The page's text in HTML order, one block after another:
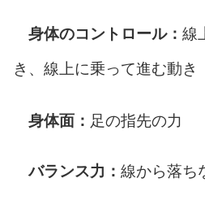
身体のコントロール： 線
き、線上に乗って進む動き
身体面： 足の指先の力
バランス力： 線から落ち